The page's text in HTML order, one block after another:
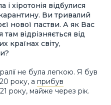
і хіротонія відбулися
Ви тривалий
нової пастви. А як Вас
відрізняється від
країнах світу,
не була легкою. Я був
року, а прибув
року, майже через рік.